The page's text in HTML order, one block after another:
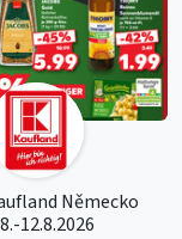
Německo
12.8.2026